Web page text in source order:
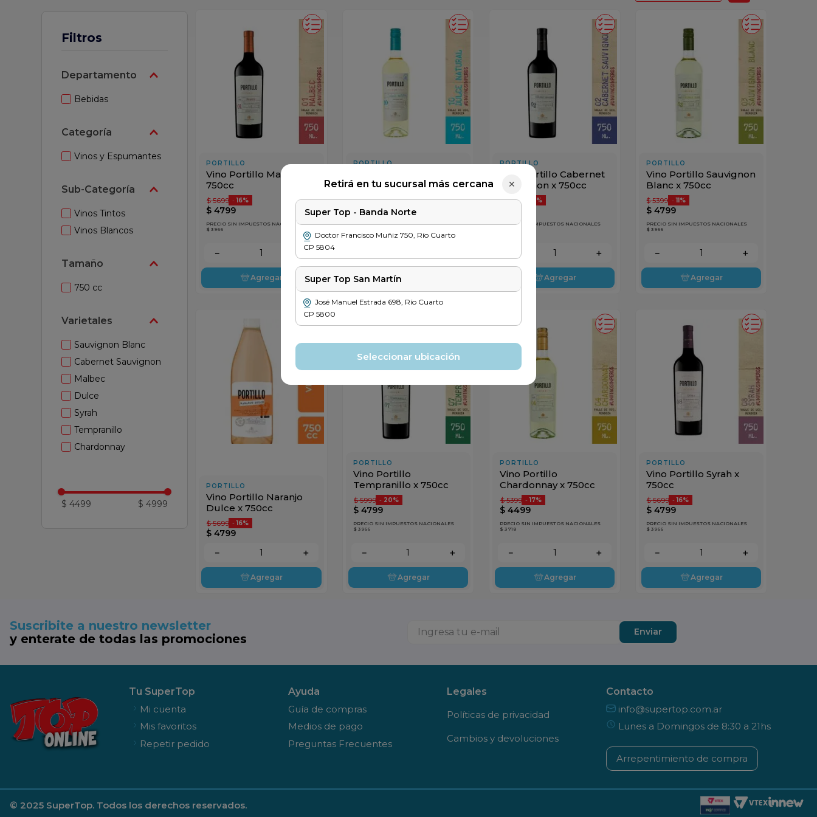
Retirá en tu sucursal más cercana ✕
Super Top - Banda Norte
Doctor Francisco Muñiz 750, Río Cuarto
CP 5804
Super Top San Martín
José Manuel Estrada 698, Río Cuarto
CP 5800
Seleccionar ubicación
Filtros
Departamento
Bebidas
Categoría
Vinos y Espumantes
Sub-Categoría
Vinos Tintos
Vinos Blancos
Tamaño
750 cc
Varietales
Sauvignon Blanc
Cabernet Sauvignon
Malbec
Dulce
Syrah
Tempranillo
Chardonnay
$ 4499 $ 4999
PORTILLO
Vino Portillo Malbec x
750cc
$ 4799
$ 5699 -16%
PRECIO SIN IMPUESTOS NACIONALES
$ 3966
＋
－
Agregar
PORTILLO
Natural x 750cc
$ 4999
$ 5699 -12%
PRECIO SIN IMPUESTOS NACIONALES
Agregar
PORTILLO
Vino Portillo Cabernet
Sauvignon x 750cc
$ 5699 16%
PRECIO SIN IMPUESTOS NACIONALES
＋
Agregar
PORTILLO
Vino Portillo Sauvignon
Blanc x 750cc
$ 4799
$ 5399 -11%
PRECIO SIN IMPUESTOS NACIONALES
$ 3966
＋
－
Agregar
PORTILLO
Vino Portillo Naranjo
Dulce x 750cc
$ 4799
$ 5699 -16%
＋
－
Agregar
PORTILLO
Vino Portillo
Tempranillo x 750cc
$ 4799
$ 5999 - 20%
PRECIO SIN IMPUESTOS NACIONALES
$ 3966
＋
－
Agregar
PORTILLO
Vino Portillo
Chardonnay x 750cc
$ 4499
$ 5399 -17%
PRECIO SIN IMPUESTOS NACIONALES
$ 3718
＋
－
Agregar
PORTILLO
Vino Portillo Syrah x
750cc
$ 4799
$ 5699 -16%
PRECIO SIN IMPUESTOS NACIONALES
$ 3966
＋
－
Agregar
Suscribite a nuestro newsletter
y enterate de todas las promociones
Enviar
Tu SuperTop
Mi cuenta
Mis favoritos
Repetir pedido
Ayuda
Guía de compras
Medios de pago
Preguntas Frecuentes
Legales
Políticas de privacidad
Cambios y devoluciones
Contacto
info@supertop.com.ar
Lunes a Domingos de 8:30 a 21hs
Arrepentimiento de compra
© 2025 SuperTop. Todos los derechos reservados.